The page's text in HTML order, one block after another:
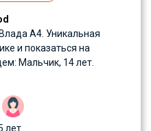
А4. Уникальная
и показаться на
Мальчик, 14 лет.
лет